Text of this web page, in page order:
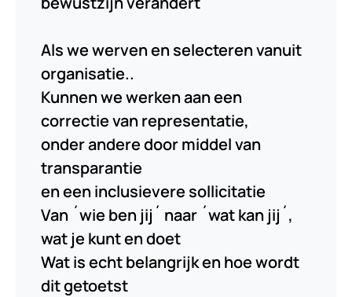
Als we werven en selecteren vanuit
organisatie..
Kunnen we werken aan een
correctie van representatie,
onder andere door middel van
transparantie
en een inclusievere sollicitatie
Van ´wie ben jij´ naar ´wat kan jij´,
wat je kunt en doet
Wat is echt belangrijk en hoe wordt
dit getoetst